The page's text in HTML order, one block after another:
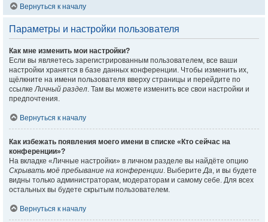
Вернуться к началу
Параметры и настройки пользователя
Как мне изменить мои настройки?
Если вы являетесь зарегистрированным пользователем, все ваши
настройки хранятся в базе данных конференции. Чтобы изменить их,
щёлкните на имени пользователя вверху страницы и перейдите по
ссылкеЛичный раздел. Там вы можете изменить все свои настройки и
предпочтения.
Вернуться к началу
Как избежать появления моего имени в списке «Кто сейчас на
конференции»?
На вкладке «Личные настройки» в личном разделе вы найдёте опцию
Скрывать моё пребывание на конференции. ВыберитеДа, и вы будете
видны только администраторам, модераторам и самому себе. Для всех
остальных вы будете скрытым пользователем.
Вернуться к началу